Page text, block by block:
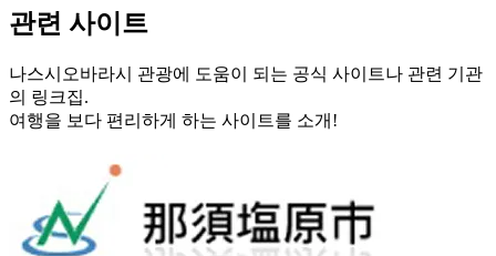
관련 사이트
나스시오바라시 관광에 도움이 되는 공식 사이트나 관련 기관
의 링크집.
여행을 보다 편리하게 하는 사이트를 소개!